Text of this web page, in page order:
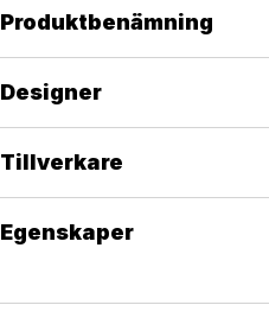
Produktbenämning
Designer
Tillverkare
Egenskaper